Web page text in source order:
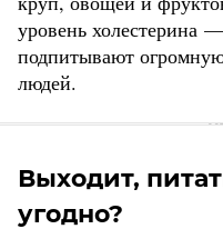
уровень холестерина
подпитывают
людей.
Выходит,
угодно?